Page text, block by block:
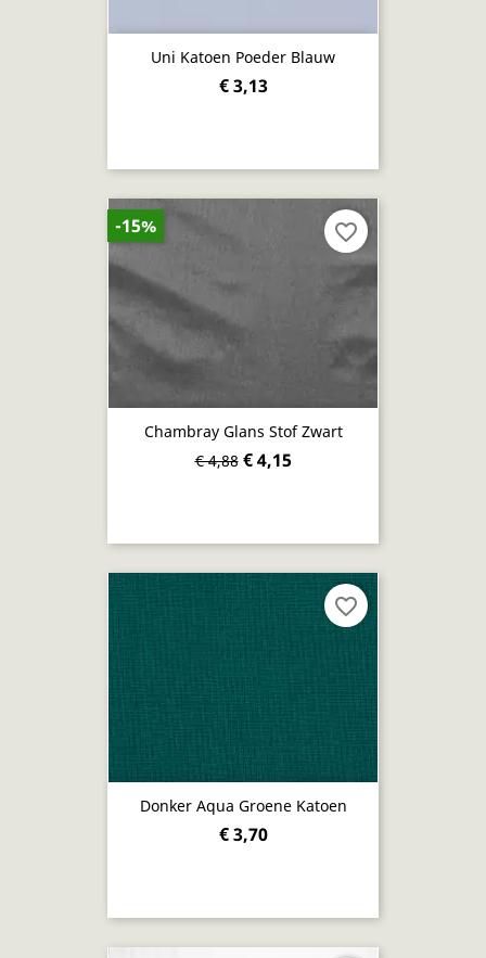
Uni Katoen Poeder Blauw
€ 3,13
Chambray Glans Stof Zwart
€ 4,88 € 4,15
-15% favorite_border
Donker Aqua Groene Katoen
€ 3,70
favorite_border